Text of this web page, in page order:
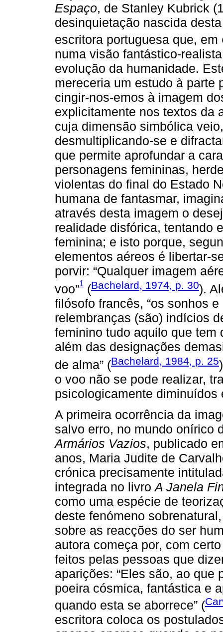
Espaço, de Stanley Kubrick
desinquietação nascida
escritora portuguesa que, em
numa visão fantástico-
evolução da humanidade.
mereceria um estudo à parte
cingir-nos-emos à imagem
explicitamente nos textos da
cuja dimensão simbólica
desmultiplicando-se e
que permite aprofundar a
personagens femininas,
violentas do final do Estado
humana de fantasmar,
através desta imagem o
realidade disfórica, tentando
feminina; e isto porque,
elementos aéreos é libertar-
porvir: “Qualquer imagem
voo”1 (Bachelard, 1974, p. 30).
filósofo francês, “os sonhos
relembranças (são) indícios
feminino tudo aquilo que tem
além das designações
de alma” (Bachelard, 1984, p. 25)
o voo não se pode realizar,
psicologicamente
A primeira ocorrência da
salvo erro, no mundo onírico
Armários Vazios, publicado
anos, Maria Judite de
crónica precisamente
integrada no livroA Janela
como uma espécie de
deste fenómeno
sobre as reacções do ser
autora começa por, com
feitos pelas pessoas que
aparições: “Eles são, ao que
poeira cósmica, fantástica e
quando esta se aborrece” (
escritora coloca os